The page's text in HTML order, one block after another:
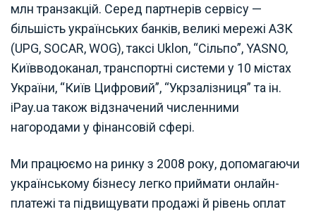
млн транзакцій. Серед партнерів сервісу —
більшість українських банків, великі мережі АЗК
(UPG, SOCAR, WOG), таксі Uklon, “Сільпо”, YASNO,
Київводоканал, транспортні системи у 10 містах
України, “Київ Цифровий”, “Укрзалізниця” та ін.
iPay.ua також відзначений численними
нагородами у фінансовій сфері.
Ми працюємо на ринку з 2008 року, допомагаючи
українському бізнесу легко приймати онлайн-
платежі та підвищувати продажі й рівень оплат